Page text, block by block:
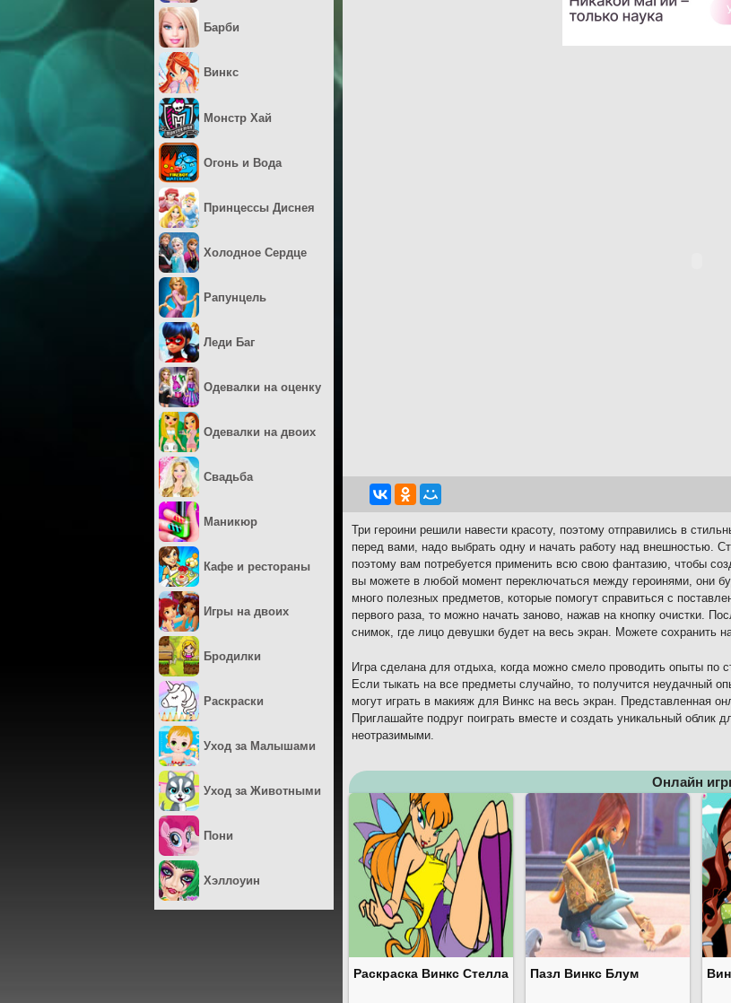
Три героини решили навести красоту, поэтому отправились в
перед вами, надо выбрать одну и начать работу над внешностью.
поэтому вам потребуется применить всю свою фантазию, чтобы
вы можете в любой момент переключаться между героинями, они
много полезных предметов, которые помогут справиться с
первого раза, то можно начать заново, нажав на кнопку очистки.
снимок, где лицо девушки будет на весь экран. Можете сохранить
Игра сделана для отдыха, когда можно смело проводить опыты по
Если тыкать на все предметы случайно, то получится неудачный
могут играть в макияж для Винкс на весь экран. Представленная
Приглашайте подруг поиграть вместе и создать уникальный
неотразимыми.
Онлайн
Раскраска Винкс Стелла Пазл Винкс Блум
Барби
Винкс
Монстр Хай
Огонь и Вода
Принцессы Диснея
Холодное Сердце
Рапунцель
Леди Баг
Одевалки на оценку
Одевалки на двоих
Свадьба
Маникюр
Кафе и рестораны
Игры на двоих
Бродилки
Раскраски
Уход за Малышами
Уход за Животными
Пони
Хэллоуин